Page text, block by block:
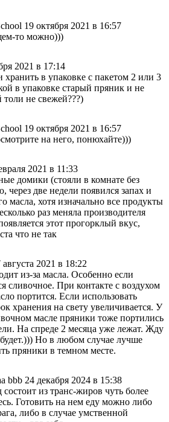
19 октября 2021 в 16:57
то можно)))
2021 в 17:14
в упаковке с пакетом 2 или 3
в упаковке старый пряник и не
не свежей???)
19 октября 2021 в 16:57
на него, понюхайте)))
2021 в 11:33
домики (стояли в комнате без
через две недели появился запах и
масла, хотя изначально все продукты
раз меняла производителя
этот прогорклый вкус,
что не так
августа 2021 в 18:22
из-за масла. Особенно если
сливочное. При контакте с воздухом
портится. Если использовать
хранения на свету увеличивается. У
масле пряники тоже портились
На спреде 2 месяца уже лежат. Жду
Но в любом случае лучше
пряники в темном месте.
bbb 24 декабря 2024 в 15:38
состоит из транс-жиров чуть более
Готовить на нем еду можно либо
либо в случае умственной